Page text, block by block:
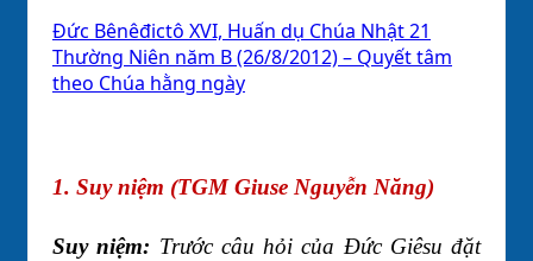
Đức Bênêđictô XVI, Huấn dụ Chúa Nhật 21
Thường Niên năm B (26/8/2012) – Quyết tâm
theo Chúa hằng ngày
1. Suy niệm (TGM Giuse Nguyễn Năng)
Suy niệm: Trước câu hỏi của Ðức Giêsu đặt